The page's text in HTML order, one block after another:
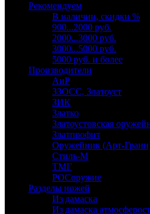
Рекомендуем
В наличии, скидки %
900...2000 руб.
2000...3000 руб.
3000...5000 руб.
5000 руб. и более
Производители
АиР
ЗЗОСС, Златоуст
ЗИК
Златко
Златоустовская
Златпрофит
Оружейник (Арт-
Стиль-М
ТМГ
РОСоружие
Разделы ножей
Из дамаска
Из дамаска